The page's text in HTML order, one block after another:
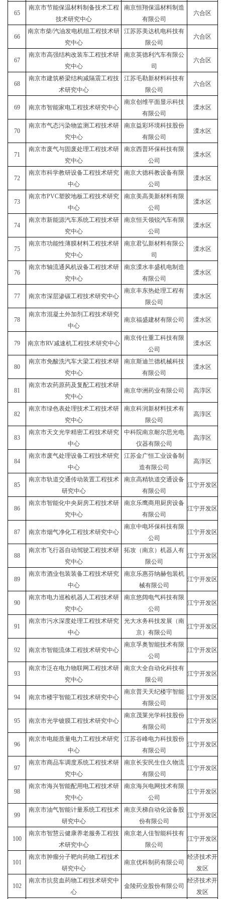
65
南京市节能保温材料制备技术工程
技术研究中心
南京恒翔保温材料制造
有限公司
六合区
66
南京市柴/汽油发电机组工程技术研
究中心
江苏苏美达机电科技有
限公司
六合区
67
南京市高强结构改装车工程技术研
究中心
南京英德利汽车有限公
司
六合区
68
南京市建筑桥梁结构减隔震工程技
术研究中心
江苏毛勒新材料科技有
限公司
六合区
69 南京市智能家电工程技术研究中心
南京创维平面显示科技
有限公司
溧水区
70
南京市气态污染物监测工程技术研
究中心
南京益彩环境科技股份
有限公司
溧水区
71
南京市废气与固废处理工程技术研
究中心
南京西普环保科技有限
公司
溧水区
72
南京市科学教研设备工程技术研究
中心
南京大德科教设备有限
公司
溧水区
73
南京市PVC塑胶地板工程技术研究
中心
南京美高美新材料有限
公司
溧水区
74
南京市新能源汽车系统工程技术研
究中心
南京恒天领锐汽车有限
公司
溧水区
75
南京市功能性薄膜材料工程技术研
究中心
南京君弘新材料有限公
司
溧水区
76
南京市轴流通风机设备工程技术研
究中心
南京溧水丰盛机电制造
有限公司
溧水区
77 南京市深层渗碳工程技术研究中心
南京丰东热处理工程有
限公司
溧水区
78
南京市混凝土外加剂工程技术研究
中心
南京福盛建材有限公司 溧水区
79 南京市RV减速机工程技术研究中心
南京传仕重工科技有限
公司
溧水区
80
南京市免酸洗汽车大梁工程技术研
究中心
南京斯迪兰德机械科技
有限公司
溧水区
81
南京市农药原药及复配工程技术研
究中心
南京华洲药业有限公司 高淳区
82
南京市绿色表处理技术工程技术研
究中心
南京科润新材料技术有
限公司
高淳区
83
南京市天文光学精密工程技术研究
中心
中科院南京耐尔思光电
仪器有限公司
高淳区
84
南京市废气处理设备工程技术研究
中心
江苏金广恒工业设备制
造有限公司
高淳区
85
南京市轨道交通传动装置工程技术
研究中心
南京高精轨道交通设备
有限公司
江宁开发区
86
南京市智能化中央厨房工程技术研
究中心
南京乐鹰商用厨房设备
有限公司
江宁开发区
87 南京市烟气净化工程技术研究中心
南京中电环保科技有限
公司
江宁开发区
88
南京市飞行器自动驾驶工程技术研
究中心
拓攻（南京）机器人有
限公司
江宁开发区
89
南京市酒业包装装备工程技术研究
中心
南京乐惠芬纳赫包装机
械有限公司
江宁开发区
90
南京市电力巡检机器人工程技术研
究中心
南京悠阔电气科技有限
公司
江宁开发区
91
南京市污水深度处理工程技术研究
中心
光大水务科技发展（南
京）有限公司
江宁开发区
92 南京市智能流体工程技术研究中心
南京孚奥智能技术有限
公司
江宁开发区
93
南京市泛在电力物联网工程技术研
究中心
南京大全自动化科技有
限公司
江宁开发区
94 南京市楼宇智能工程技术研究中心
南京普天天纪楼宇智能
有限公司
江宁开发区
95 南京市光学镀膜工程技术研究中心
南京茂莱光学科技股份
有限公司
江宁开发区
96
南京市电能质量电力工程技术研究
中心
江苏谷峰电力科技股份
有限公司
江宁开发区
97
南京市商品车调度系统工程技术研
究中心
南京长安民生住久物流
有限公司
江宁开发区
98
南京市海兴智能配用电工程技术研
究中心
南京海兴电网技术有限
公司
江宁开发区
99
南京市油气智能计量系统工程技术
研究中心
南京天梯自动化设备股
份有限公司
江宁开发区
100
南京市智慧云健康养老服务工程技
术研究中心
南京老人佳智能科技有
限公司
江宁开发区
101
南京市肿瘤分子靶向药物工程技术
研究中心
南京优科制药有限公司
经济技术开
发区
102
南京市抗贫血药物工程技术研究中
心
金陵药业股份有限公司
经济技术开
发区